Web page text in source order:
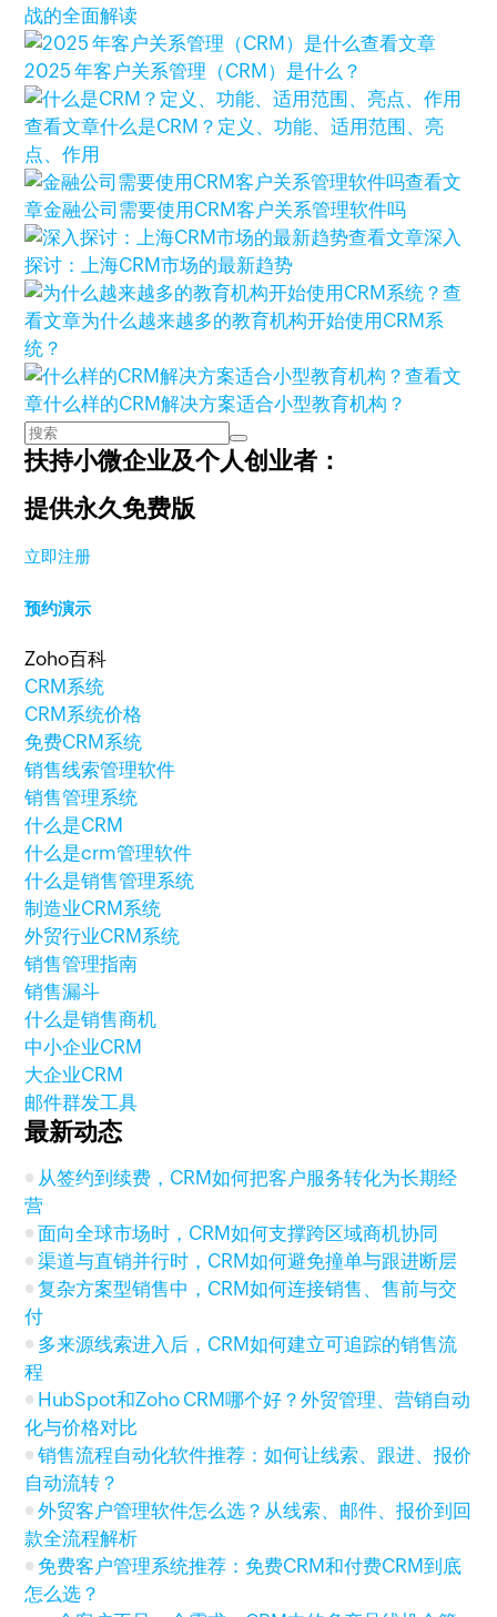
战的全面解读
查看文章
2025 年客户关系管理（CRM）是什么？
查看文章什么是CRM？定义、功能、适用范围、亮
点、作用
查看文
章金融公司需要使用CRM客户关系管理软件吗
查看文章深入
探讨：上海CRM市场的最新趋势
查
看文章为什么越来越多的教育机构开始使用CRM系
统？
查看文
章什么样的CRM解决方案适合小型教育机构？
扶持小微企业及个人创业者：
提供永久免费版
立即注册
预约演示
Zoho百科
CRM系统
CRM系统价格
免费CRM系统
销售线索管理软件
销售管理系统
什么是CRM
什么是crm管理软件
什么是销售管理系统
制造业CRM系统
外贸行业CRM系统
销售管理指南
销售漏斗
什么是销售商机
中小企业CRM
大企业CRM
邮件群发工具
最新动态
从签约到续费，CRM如何把客户服务转化为长期经
营
面向全球市场时，CRM如何支撑跨区域商机协同
渠道与直销并行时，CRM如何避免撞单与跟进断层
复杂方案型销售中，CRM如何连接销售、售前与交
付
多来源线索进入后，CRM如何建立可追踪的销售流
程
HubSpot和Zoho CRM哪个好？外贸管理、营销自动
化与价格对比
销售流程自动化软件推荐：如何让线索、跟进、报价
自动流转？
外贸客户管理软件怎么选？从线索、邮件、报价到回
款全流程解析
免费客户管理系统推荐：免费CRM和付费CRM到底
怎么选？